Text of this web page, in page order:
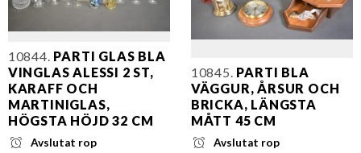
10844. PARTI GLAS BLA
VINGLAS ALESSI 2 ST,
KARAFF OCH
MARTINIGLAS,
HÖGSTA HÖJD 32 CM
Avslutat rop
10845. PARTI BLA
VÄGGUR, ÅRSUR OCH
BRICKA, LÄNGSTA
MÅTT 45 CM
Avslutat rop